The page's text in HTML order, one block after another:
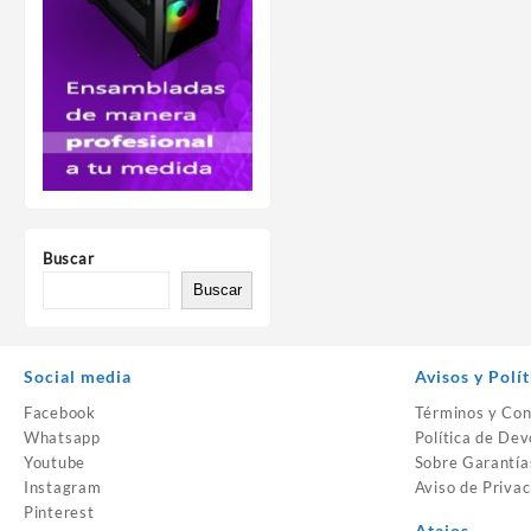
Buscar
Buscar
Social media
Facebook
Whatsapp
Youtube
Instagram
Pinterest
Avisos y
Términos y
Política de
Sobre
Aviso de